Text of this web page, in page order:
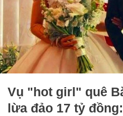
Vụ "hot girl" quê
lừa đảo 17 tỷ